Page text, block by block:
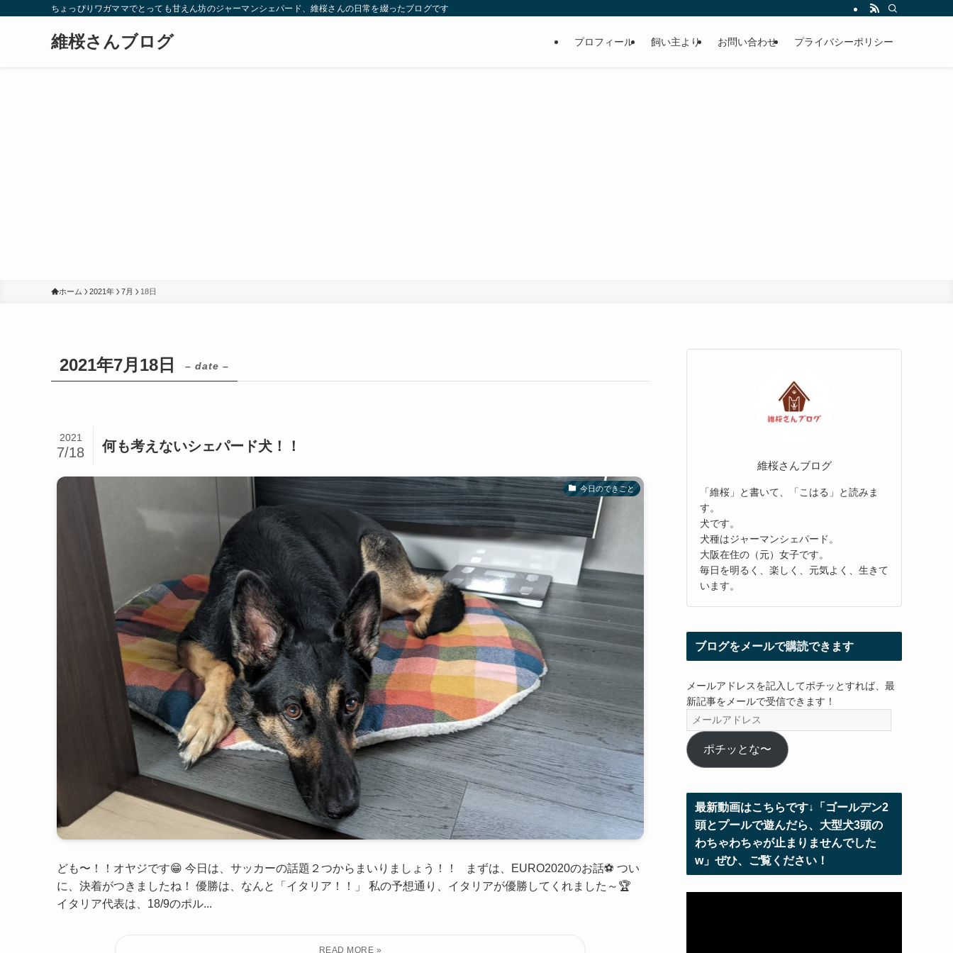
ちょっぴりワガママでとっても甘えん坊のジャーマンシェパード、維桜さんの日常を綴ったブログです
維桜さんブログ プロフィール 飼い主より お問い合わせ プライバシーポリシー
ホーム 2021年 7月 18日
2021年7月18日 – date –
何も考えないシェパード犬！！
2021
7/18
今日のできごと
ども〜！！オヤジです😁 今日は、サッカーの話題２つからまいりましょう！！ まずは、EURO2020のお話⚽ つい
に、決着がつきましたね！ 優勝は、なんと「イタリア！！」 私の予想通り、イタリアが優勝してくれました～🏆
イタリア代表は、18/9のポル...
維桜さんブログ
「維桜」と書いて、「こはる」と読みま
す。
犬です。
犬種はジャーマンシェパード。
大阪在住の（元）女子です。
毎日を明るく、楽しく、元気よく、生きて
います。
ブログをメールで購読できます
メールアドレスを記入してポチッとすれば、最
新記事をメールで受信できます！
ー
ル
ア
レ
ス
ポチッとな〜
最新動画はこちらです↓「ゴールデン2
頭とプールで遊んだら、大型犬3頭の
わちゃわちゃが止まりませんでした
w」ぜひ、ご覧ください！